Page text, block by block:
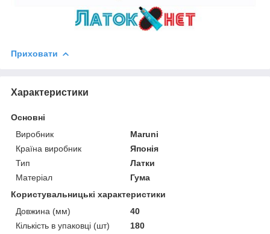
Приховати
Характеристики
Основні
Виробник
Maruni
Країна виробник
Японія
Тип
Латки
Матеріал
Гума
Користувальницькі характеристики
Довжина (мм)
40
Кількість в упаковці (шт)
180